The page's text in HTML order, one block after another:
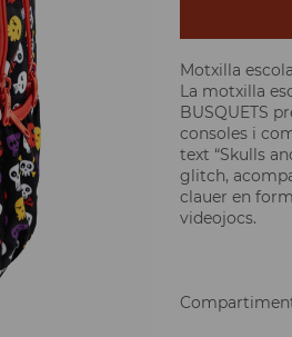
Motxilla
La motxilla
BUSQUETS
consoles i
text “Skulls
glitch,
clauer en
videojocs.